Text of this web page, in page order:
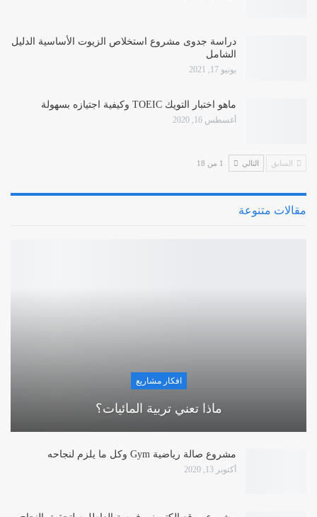
دراسة جدوى مشروع استخلاص الزيوت الأساسية الدليل
الشامل
يونيو 17, 2021
ماهو اختبار التويك TOEIC وكيفية اجتيازه بسهولة
أغسطس 16, 2020
السابق التالي 1 من 18
مقالات متنوعة
افكار مشاريع
ماذا تعني تربية المائيات؟
مشروع صالة رياضية Gym وكل ما يلزم لنجاحه
أكتوبر 13, 2020